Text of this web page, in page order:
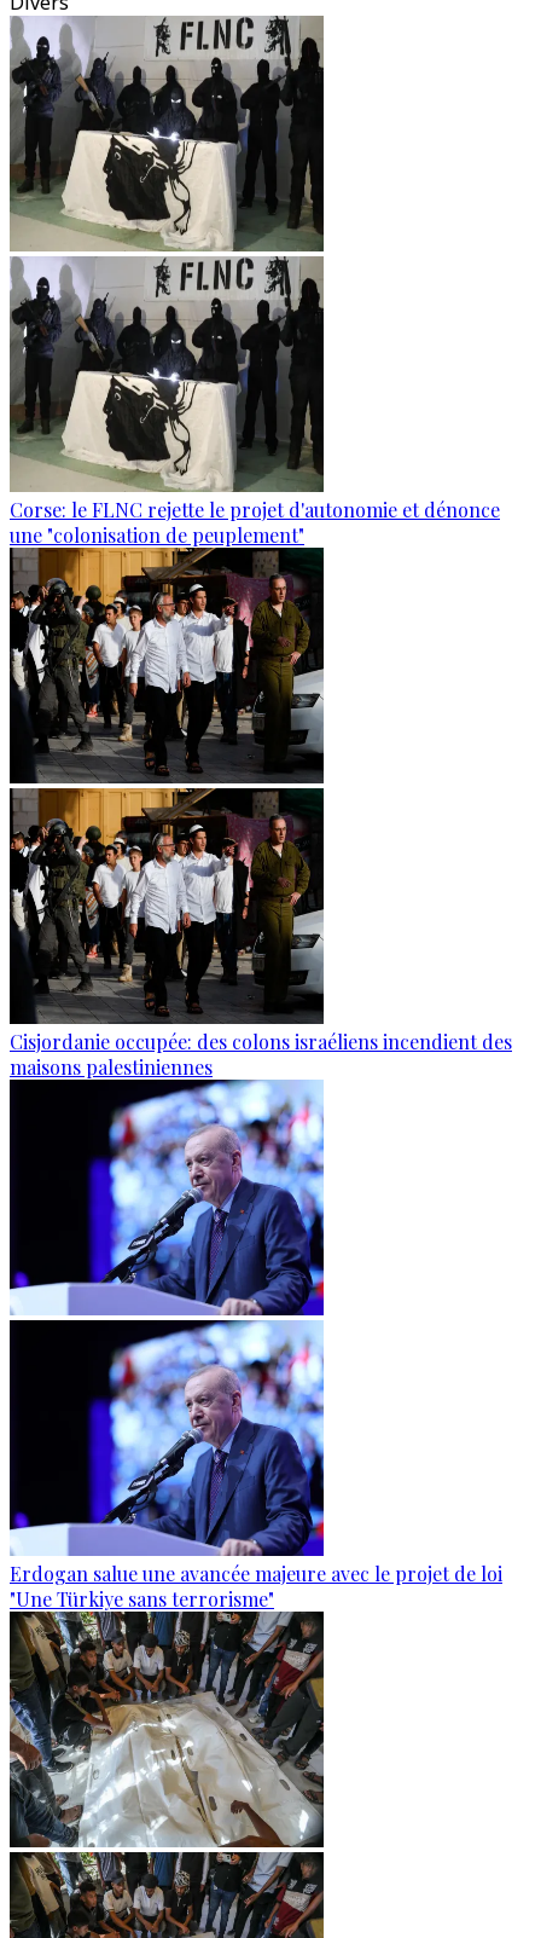
Corse: le FLNC rejette le projet d'autonomie et dénonce
une "colonisation de peuplement"
Cisjordanie occupée: des colons israéliens incendient des
maisons palestiniennes
Erdogan salue une avancée majeure avec le projet de loi
"Une Türkiye sans terrorisme"